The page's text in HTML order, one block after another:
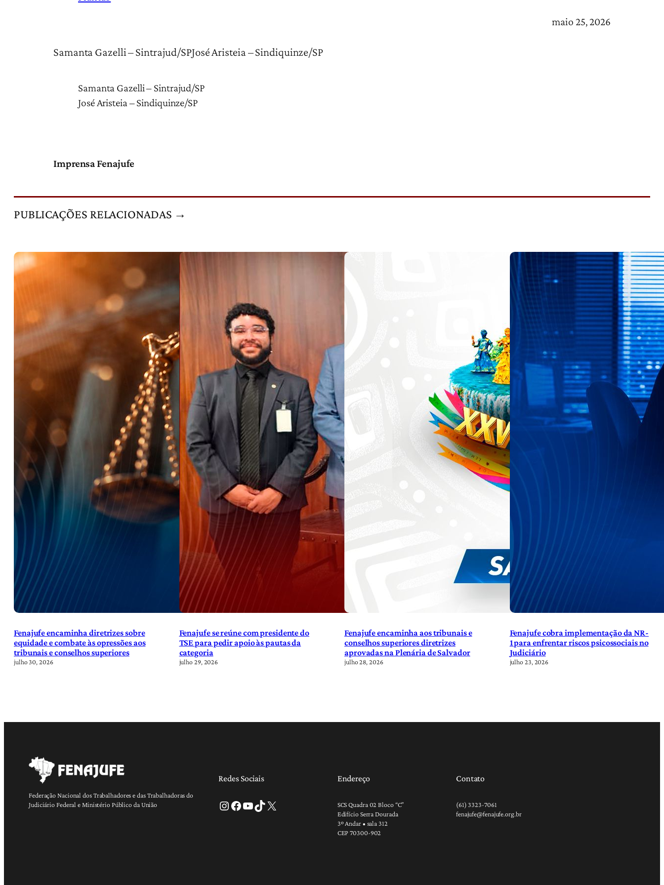
maio 25, 2026
Samanta Gazelli – Sintrajud/SPJosé Aristeia – Sindiquinze/SP
Samanta Gazelli – Sintrajud/SP
José Aristeia – Sindiquinze/SP
Imprensa Fenajufe
PUBLICAÇÕES RELACIONADAS →
Fenajufe encaminha diretrizes sobre
equidade e combate às opressões aos
tribunais e conselhos superiores
julho 30, 2026
Fenajufe se reúne com presidente do
TSE para pedir apoio às pautas da
categoria
julho 29, 2026
Fenajufe encaminha aos tribunais e
conselhos superiores diretrizes
aprovadas na Plenária de Salvador
julho 28, 2026
Fenajufe cobra implementação da NR-
1 para enfrentar riscos psicossociais no
Judiciário
julho 23, 2026
Federação Nacional dos Trabalhadores e das Trabalhadoras do
Judiciário Federal e Ministério Público da União
Redes Sociais
Instagram Facebook Youtube TikTok X
Endereço
SCS Quadra 02 Bloco “C”
Edifício Serra Dourada
3º Andar • sala 312
CEP 70300-902
Contato
(61) 3323-7061
fenajufe@fenajufe.org.br